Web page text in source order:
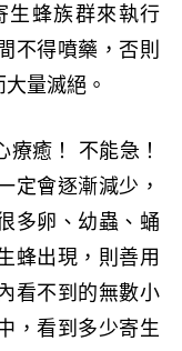
生蜂族群來執行
不得噴藥，否則
量滅絕。
癒！ 不能急！
定會逐漸減少，
多卵、幼蟲、蛹
蜂出現，則善用
看不到的無數小
，看到多少寄生